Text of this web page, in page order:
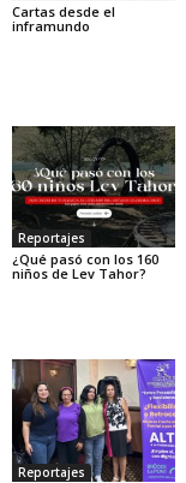
Cartas desde el
inframundo
Reportajes
¿Qué pasó con los 160
niños de Lev Tahor?
Reportajes